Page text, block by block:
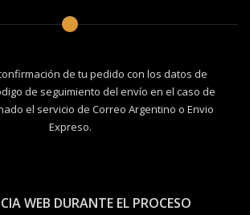
de tu pedido con los datos de
de seguimiento del envío en el caso de
el servicio de Correo Argentino o Envio
Expreso.
WEB DURANTE EL PROCESO